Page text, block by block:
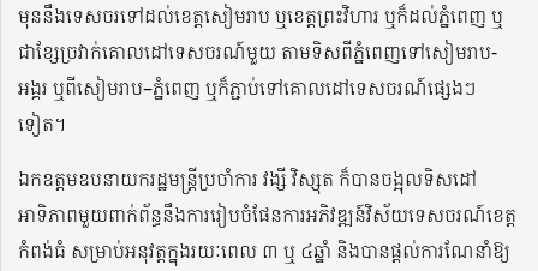
មុននឹងទេសចរទៅដល់ខេត្តសៀមរាបឬខេត្តព្រះវិហារ ឬក៏ដល់ភ្នំពេញ ឬ
ជាខ្សែច្រវក់គោលដៅទេសចរណ៍មួយ តាមទិសពីភ្នំពេញទៅសៀមរាប-
អង្គរ ឬពីសៀមរាប–ភ្នំពេញ ឬក៏ភ្ជាប់ទៅគោលដៅទេសចរណ៍ផ្សេងៗ
ទៀត។​
ឯកឧត្តមឧបនាយករដ្ឋមន្ត្រីប្រចាំការ វង្សី វិស្សុត ក៏បានចង្អុលទិសដៅ
អាទិភាពមួយពាក់ព័ន្ធនឹងការរៀបចំផែនការអភិវឌ្ឍន៍វិស័យទេសចរណ៍ខេត្ត
កំពង់ធំ សម្រាប់អនុវត្តក្នុងរយៈពេល ៣ ឬ ៤ឆ្នាំ និងបានផ្តល់ការណែនាំឱ្យ